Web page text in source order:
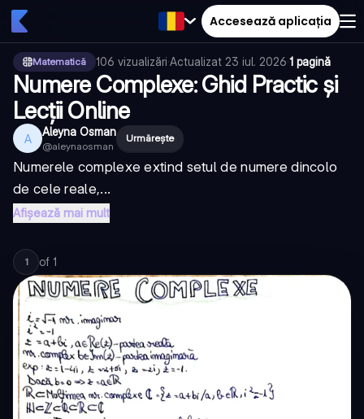
Accesează aplicația
Matematică 106 vizualizări·Actualizat 23 iul. 2026·1 pagină
Numere Complexe: Ghid Practic și
Lecții Online
A Aleyna Osman
@aleynaosman
Urmărește
Numerele complexe extind setul de numere dincolo
de cele reale,...
Afișează mai mult
1 of 1